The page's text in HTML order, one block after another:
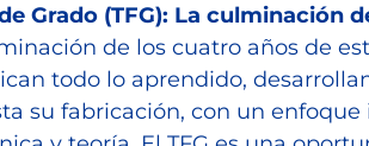
Grado (TFG): La culminación
de los cuatro años de
todo lo aprendido,
su fabricación, con un